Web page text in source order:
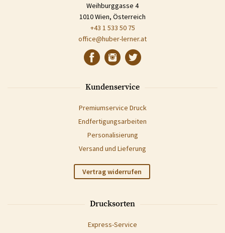
Weihburggasse 4
1010 Wien, Österreich
+43 1 533 50 75
office@huber-lerner.at
Kundenservice
Premiumservice Druck
Endfertigungsarbeiten
Personalisierung
Versand und Lieferung
Vertrag widerrufen
Drucksorten
Express-Service